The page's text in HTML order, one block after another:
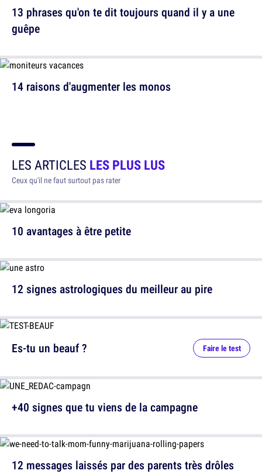
13 phrases qu'on te dit toujours quand il y a une
guêpe
14 raisons d'augmenter les monos
LES ARTICLES LES PLUS LUS
Ceux qu'il ne faut surtout pas rater
10 avantages à être petite
12 signes astrologiques du meilleur au pire
12 messages laissés par des parents très drôles
Es-tu un beauf ? Faire le test
+40 signes que tu viens de la campagne